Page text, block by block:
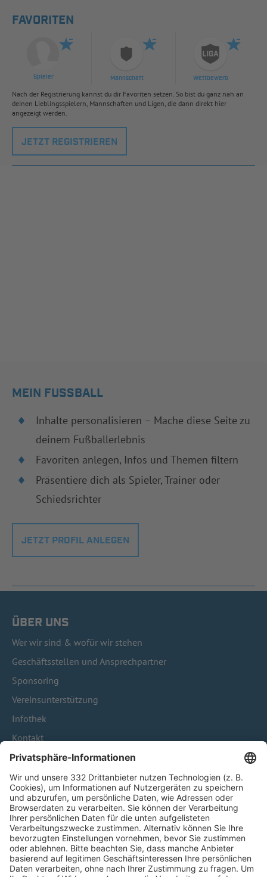
FAVORITEN
Spieler Mannschaft Wettbewerb
Nach der Registrierung kannst du dir Favoriten setzen. So bist du ganz nah an
deinen Lieblingsspielern, Mannschaften und Ligen, die dann direkt hier
angezeigt werden.
JETZT REGISTRIEREN
MEIN FUSSBALL
Inhalte personalisieren – Mache diese Seite zu
deinem Fußballerlebnis
Favoriten anlegen, Infos und Themen filtern
Präsentiere dich als Spieler, Trainer oder
Schiedsrichter
JETZT PROFIL ANLEGEN
ÜBER UNS
Wer wir sind & wofür wir stehen
Geschäftsstellen und Ansprechpartner
Sponsoring
Vereinsunterstützung
Infothek
Kontakt
HÄUFIG BESUCHTE SEITEN
Pässe und Vereinswechsel
Trainerausbildung
Schulungsangebot Vereinsmitarbeiter
BFV-Geschäftsstellen
Trainerbörse